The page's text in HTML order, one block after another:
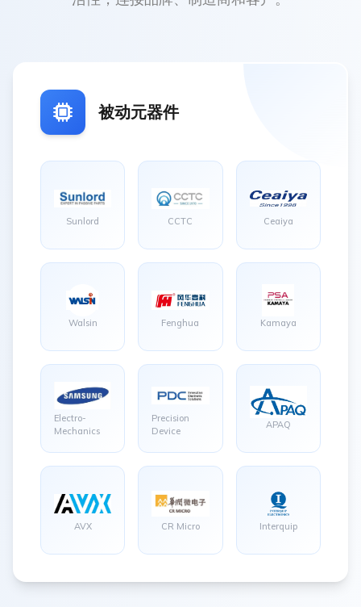
被动元器件
Sunlord CCTC Ceaiya
Walsin Fenghua Kamaya
Electro-
Mechanics
Precision
Device
APAQ
AVX CR Micro Interquip